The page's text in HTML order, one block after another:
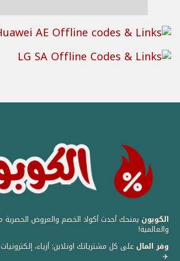
الكوبون يمنحك أحدث أكواد الخصم والعروض الحصرية
والعالمية! ️
وفر المال على كل مشترياتك اونلاين: أزياء،
✈️